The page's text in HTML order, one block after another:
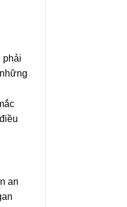
phải
an